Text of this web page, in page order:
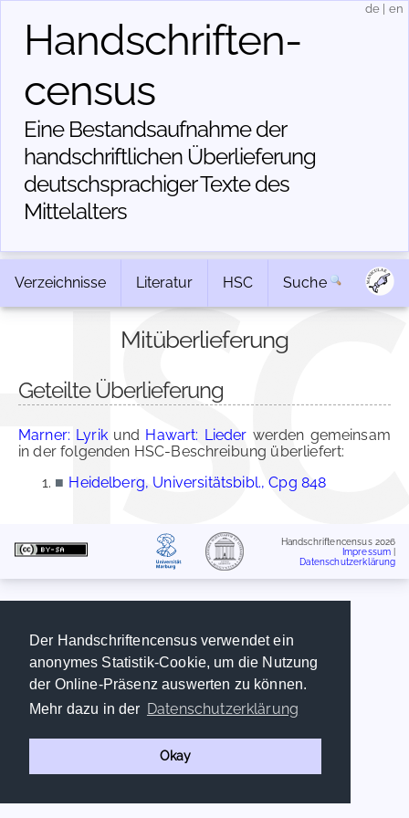
Der Handschriftencensus verwendet ein
anonymes Statistik-Cookie, um die Nutzung
der Online-Präsenz auswerten zu können.
Mehr dazu in der Datenschutzerklärung
Okay
Handschriften­
census
Eine Bestandsaufnahme der
handschriftlichen Über­lieferung
deutschsprachiger Texte des
Mittelalters
de en
Verzeichnisse Literatur HSC Suche
Mitüberlieferung
Geteilte Überlieferung
Marner: Lyrikund Hawart: Lieder werden gemeinsam
in der folgenden HSC-Beschreibung überliefert:
■ Heidelberg, Universitätsbibl., Cpg 848
Handschriftencensus 2026
Impressum
Datenschutzerklärung